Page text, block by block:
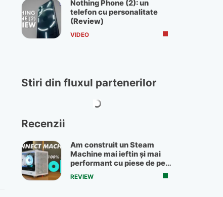
Nothing Phone (2): un
telefon cu personalitate
(Review)
VIDEO
Stiri din fluxul partenerilor
Recenzii
Am construit un Steam
Machine mai ieftin și mai
performant cu piese de pe
OLX
REVIEW